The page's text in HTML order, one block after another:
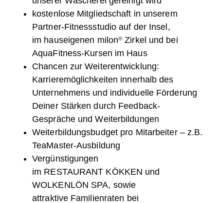
kostenlose Mitgliedschaft in unserem
Partner-Fitnessstudio auf der Insel,
im hauseigenen milon® Zirkel und bei
AquaFitness-Kursen im Haus
Chancen zur Weiterentwicklung:
Karrieremöglichkeiten innerhalb des
Unternehmens und individuelle Förderung
Deiner Stärken durch Feedback-
Gespräche und Weiterbildungen
Weiterbildungsbudget pro Mitarbeiter – z.B.
TeaMaster-Ausbildung
Vergünstigungen
im RESTAURANT KÖKKEN und
WOLKENLÖN SPA, sowie
attraktive Familienraten bei